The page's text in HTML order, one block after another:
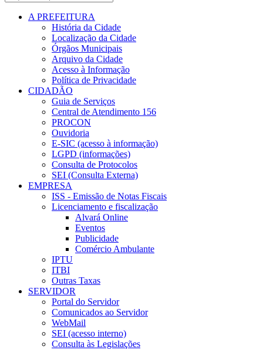
A PREFEITURA
História da Cidade
Localização da Cidade
Órgãos Municipais
Arquivo da Cidade
Acesso à Informação
Política de Privacidade
CIDADÃO
Guia de Serviços
Central de Atendimento 156
PROCON
Ouvidoria
E-SIC (acesso à informação)
LGPD (informações)
Consulta de Protocolos
SEI (Consulta Externa)
EMPRESA
ISS - Emissão de Notas Fiscais
Licenciamento e fiscalização
Alvará Online
Eventos
Publicidade
Comércio Ambulante
IPTU
ITBI
Outras Taxas
SERVIDOR
Portal do Servidor
Comunicados ao Servidor
WebMail
SEI (acesso interno)
Consulta às Legislações